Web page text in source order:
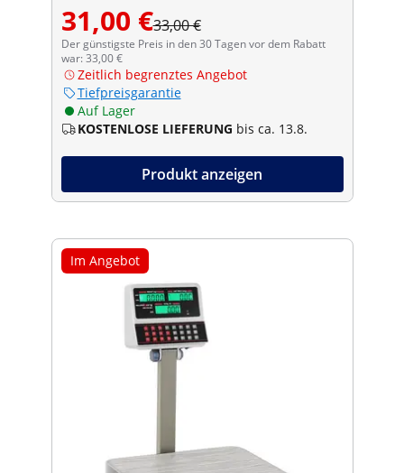
31,00 €33,00 €
Der günstigste Preis in den 30 Tagen vor dem Rabatt
war: 33,00 €
Zeitlich begrenztes Angebot
Tiefpreisgarantie
Auf Lager
KOSTENLOSE LIEFERUNG bis ca. 13.8.
Produkt anzeigen
Im Angebot